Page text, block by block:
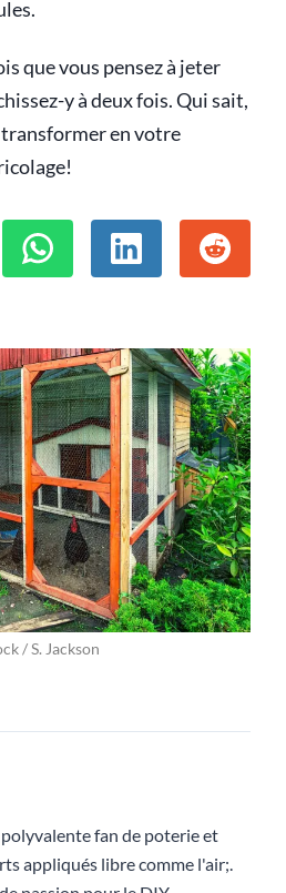
que vous pensez à jeter
y à deux fois. Qui sait,
en votre
/ S. Jackson
fan de poterie et
appliqués libre comme l'air;.